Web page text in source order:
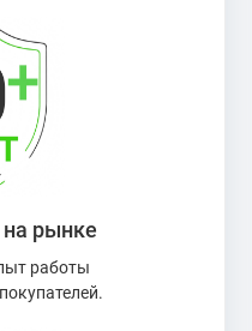
на рынке
работы